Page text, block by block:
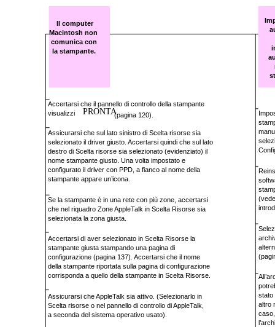
Il computer
Macintosh non
comunica con
la stampante.
Accertarsi che il pannello di controllo della stampante
visualizzi
PRONTA(pagina 120).
Assicurarsi che sul lato sinistro di Scelta risorse sia
selezionato il driver giusto. Accertarsi quindi che sul lato
destro di Scelta risorse sia selezionato (evidenziato) il
nome stampante giusto. Una volta impostato e
configurato il driver con PPD, a fianco al nome della
stampante appare un’icona.
Se la stampante è in una rete con più zone, accertarsi
che nel riquadro Zone AppleTalk in Scelta Risorse sia
selezionata la zona giusta.
Accertarsi di aver selezionato in Scelta Risorse la
stampante giusta stampando una pagina di
configurazione (pagina 137). Accertarsi che il nome
della stampante riportata sulla pagina di configurazione
corrisponda a quello della stampante in Scelta Risorse.
Assicurarsi che AppleTalk sia attivo. (Selezionarlo in
Scelta risorse o nel pannello di controllo di AppleTalk,
a seconda del sistema operativo usato).
stato
altro